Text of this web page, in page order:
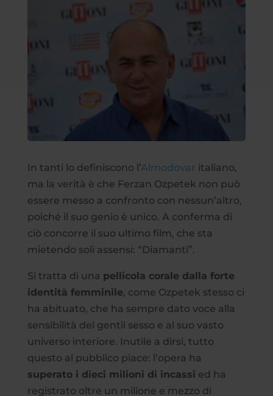
In tanti lo definiscono l’Almodovar italiano,
ma la verità è che Ferzan Ozpetek non può
essere messo a confronto con nessun’altro,
poiché il suo genio è unico. A conferma di
ciò concorre il suo ultimo film, che sta
mietendo soli assensi: “Diamanti”.
Si tratta di una pellicola corale dalla forte
identità femminile, come Ozpetek stesso ci
ha abituato, che ha sempre dato voce alla
sensibilità del gentil sesso e al suo vasto
universo interiore. Inutile a dirsi, tutto
questo al pubblico piace: l’opera ha
superato i dieci milioni di incassi ed ha
registrato oltre un milione e mezzo di